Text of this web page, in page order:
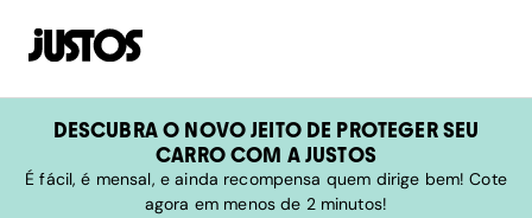
DESCUBRA O NOVO JEITO DE PROTEGER SEU
CARRO COM A JUSTOS
É fácil, é mensal, e ainda recompensa quem dirige bem! Cote
agora em menos de 2 minutos!